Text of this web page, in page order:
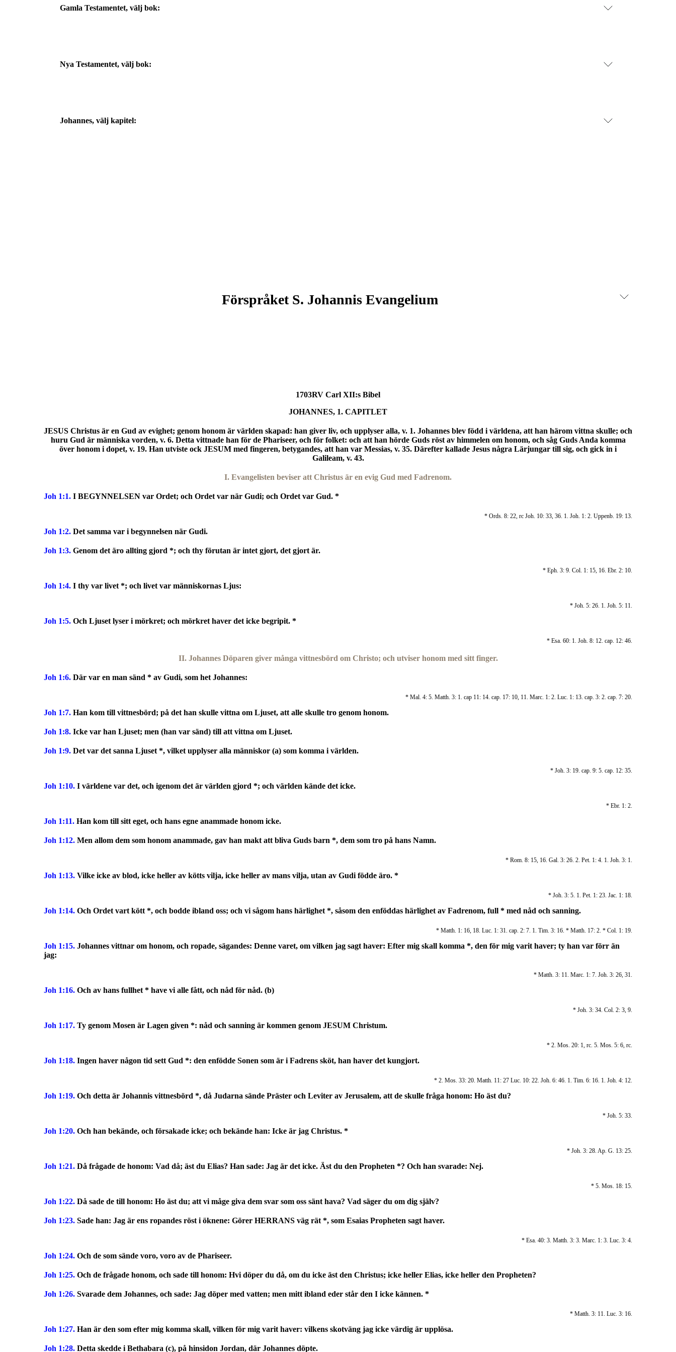
Gamla Testamentet, välj bok:
Nya Testamentet, välj bok:
Johannes, välj kapitel:
Förspråket S. Johannis Evangelium
1703RV Carl XII:s Bibel
JOHANNES, 1. CAPITLET
JESUS Christus är en Gud av evighet; genom honom är världen skapad: han giver liv, och upplyser alla, v. 1. Johannes blev född i världena, att han härom vittna skulle; och
huru Gud är människa vorden, v. 6. Detta vittnade han för de Phariseer, och för folket: och att han hörde Guds röst av himmelen om honom, och såg Guds Anda komma
över honom i dopet, v. 19. Han utviste ock JESUM med fingeren, betygandes, att han var Messias, v. 35. Därefter kallade Jesus några Lärjungar till sig, och gick in i
Galileam, v. 43.
I. Evangelisten beviser att Christus är en evig Gud med Fadrenom.
Joh 1:1. I BEGYNNELSEN var Ordet; och Ordet var när Gudi; och Ordet var Gud. *
* Ords. 8: 22, rc Joh. 10: 33, 36. 1. Joh. 1: 2. Uppenb. 19: 13.
Joh 1:2. Det samma var i begynnelsen när Gudi.
Joh 1:3. Genom det äro allting gjord *; och thy förutan är intet gjort, det gjort är.
* Eph. 3: 9. Col. 1: 15, 16. Ebr. 2: 10.
Joh 1:4. I thy var livet *; och livet var människornas Ljus:
* Joh. 5: 26. 1. Joh. 5: 11.
Joh 1:5. Och Ljuset lyser i mörkret; och mörkret haver det icke begripit. *
* Esa. 60: 1. Joh. 8: 12. cap. 12: 46.
II. Johannes Döparen giver många vittnesbörd om Christo; och utviser honom med sitt finger.
Joh 1:6. Där var en man sänd * av Gudi, som het Johannes:
* Mal. 4: 5. Matth. 3: 1. cap 11: 14. cap. 17: 10, 11. Marc. 1: 2. Luc. 1: 13. cap. 3: 2. cap. 7: 20.
Joh 1:7. Han kom till vittnesbörd; på det han skulle vittna om Ljuset, att alle skulle tro genom honom.
Joh 1:8. Icke var han Ljuset; men (han var sänd) till att vittna om Ljuset.
Joh 1:9. Det var det sanna Ljuset *, vilket upplyser alla människor (a) som komma i världen.
* Joh. 3: 19. cap. 9: 5. cap. 12: 35.
Joh 1:10. I världene var det, och igenom det är världen gjord *; och världen kände det icke.
* Ebr. 1: 2.
Joh 1:11. Han kom till sitt eget, och hans egne anammade honom icke.
Joh 1:12. Men allom dem som honom anammade, gav han makt att bliva Guds barn *, dem som tro på hans Namn.
* Rom. 8: 15, 16. Gal. 3: 26. 2. Pet. 1: 4. 1. Joh. 3: 1.
Joh 1:13. Vilke icke av blod, icke heller av kötts vilja, icke heller av mans vilja, utan av Gudi födde äro. *
* Joh. 3: 5. 1. Pet. 1: 23. Jac. 1: 18.
Joh 1:14. Och Ordet vart kött *, och bodde ibland oss; och vi sågom hans härlighet *, såsom den enföddas härlighet av Fadrenom, full * med nåd och sanning.
* Matth. 1: 16, 18. Luc. 1: 31. cap. 2: 7. 1. Tim. 3: 16. * Matth. 17: 2. * Col. 1: 19.
Joh 1:15. Johannes vittnar om honom, och ropade, sägandes: Denne varet, om vilken jag sagt haver: Efter mig skall komma *, den för mig varit haver; ty han var förr än
jag:
* Matth. 3: 11. Marc. 1: 7. Joh. 3: 26, 31.
Joh 1:16. Och av hans fullhet * have vi alle fått, och nåd för nåd. (b)
* Joh. 3: 34. Col. 2: 3, 9.
Joh 1:17. Ty genom Mosen är Lagen given *: nåd och sanning är kommen genom JESUM Christum.
* 2. Mos. 20: 1, rc. 5. Mos. 5: 6, rc.
Joh 1:18. Ingen haver någon tid sett Gud *: den enfödde Sonen som är i Fadrens sköt, han haver det kungjort.
* 2. Mos. 33: 20. Matth. 11: 27 Luc. 10: 22. Joh. 6: 46. 1. Tim. 6: 16. 1. Joh. 4: 12.
Joh 1:19. Och detta är Johannis vittnesbörd *, då Judarna sände Präster och Leviter av Jerusalem, att de skulle fråga honom: Ho äst du?
* Joh. 5: 33.
Joh 1:20. Och han bekände, och försakade icke; och bekände han: Icke är jag Christus. *
* Joh. 3: 28. Ap. G. 13: 25.
Joh 1:21. Då frågade de honom: Vad då; äst du Elias? Han sade: Jag är det icke. Äst du den Propheten *? Och han svarade: Nej.
* 5. Mos. 18: 15.
Joh 1:22. Då sade de till honom: Ho äst du; att vi måge giva dem svar som oss sänt hava? Vad säger du om dig själv?
Joh 1:23. Sade han: Jag är ens ropandes röst i öknene: Görer HERRANS väg rät *, som Esaias Propheten sagt haver.
* Esa. 40: 3. Matth. 3: 3. Marc. 1: 3. Luc. 3: 4.
Joh 1:24. Och de som sände voro, voro av de Phariseer.
Joh 1:25. Och de frågade honom, och sade till honom: Hvi döper du då, om du icke äst den Christus; icke heller Elias, icke heller den Propheten?
Joh 1:26. Svarade dem Johannes, och sade: Jag döper med vatten; men mitt ibland eder står den I icke kännen. *
* Matth. 3: 11. Luc. 3: 16.
Joh 1:27. Han är den som efter mig komma skall, vilken för mig varit haver: vilkens skotväng jag icke värdig är upplösa.
Joh 1:28. Detta skedde i Bethabara (c), på hinsidon Jordan, där Johannes döpte.